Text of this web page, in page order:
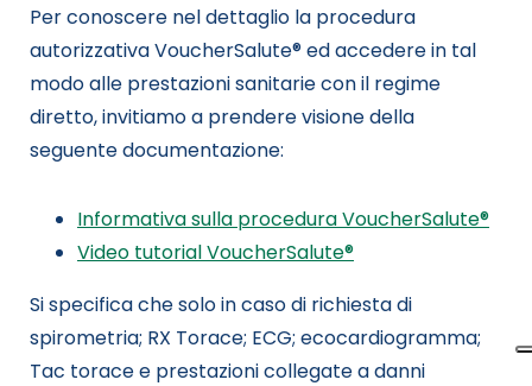
Per conoscere nel dettaglio la procedura
autorizzativaVoucherSalute®ed accedere in tal
modo alle prestazioni sanitarie con il regime
diretto,invitiamo a prendere visione della
seguente documentazione:
Informativa sulla procedura VoucherSalute®
Video tutorial VoucherSalute®
Si specifica che solo in caso di richiesta di
spirometria; RX Torace; ECG; ecocardiogramma;
Tac torace e prestazioni collegate a danni